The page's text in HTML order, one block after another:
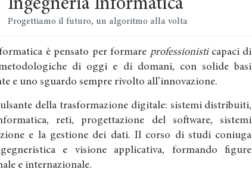
Ingegneria Informatica
Progettiamo il futuro, un algoritmo alla volta
è pensato per formare professionisticapaci di
di oggi e di domani, con solide basi
e uno sguardo sempre rivolto all’innovazione.
della trasformazione digitale: sistemi distribuiti,
reti, progettazione del software, sistemi
e la gestione dei dati. Il corso di studi coniuga
e visione applicativa, formando figure
e internazionale.